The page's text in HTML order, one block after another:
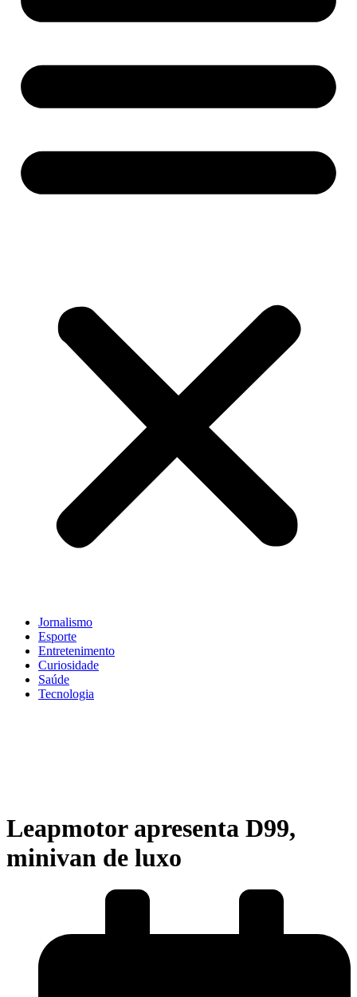
Jornalismo
Esporte
Entretenimento
Curiosidade
Saúde
Tecnologia
Leapmotor apresenta D99,
minivan de luxo